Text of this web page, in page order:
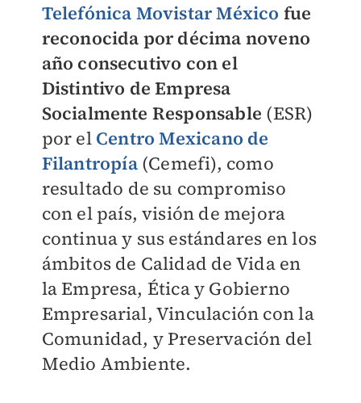
Telefónica Movistar México fue
reconocida por décima noveno
año consecutivo con el
Distintivo de Empresa
Socialmente Responsable (ESR)
por el Centro Mexicano de
Filantropía(Cemefi), como
resultado de su compromiso
con el país, visión de mejora
continua y sus estándares en los
ámbitos de Calidad de Vida en
la Empresa, Ética y Gobierno
Empresarial, Vinculación con la
Comunidad, y Preservación del
Medio Ambiente.